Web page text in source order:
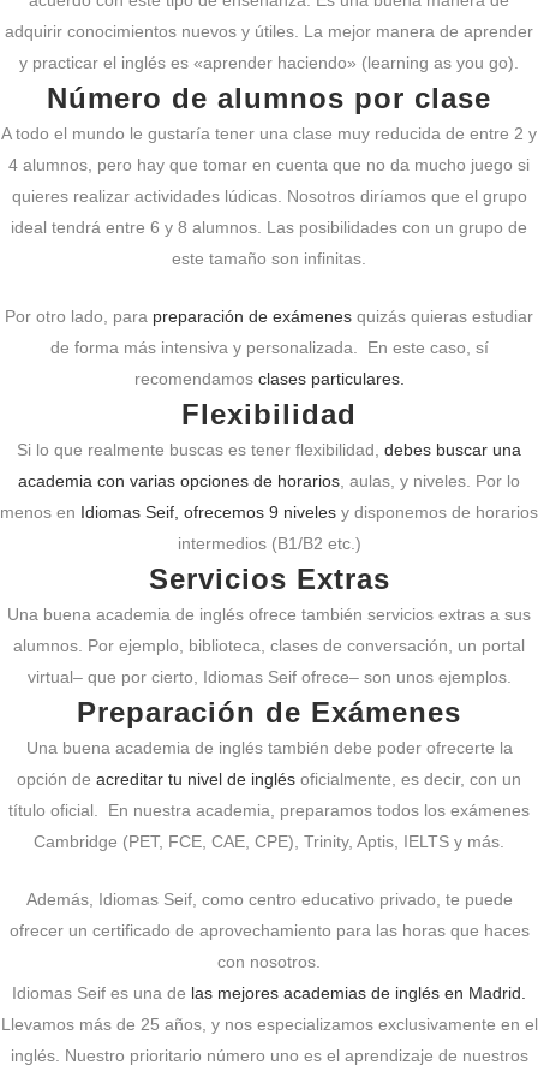
adquirir conocimientos nuevos y útiles. La mejor manera de aprender
y practicar el inglés es «aprender haciendo» (learning as you go).
Número de alumnos por clase
A todo el mundo le gustaría tener una clase muy reducida de entre 2 y
4 alumnos, pero hay que tomar en cuenta que no da mucho juego si
quieres realizar actividades lúdicas. Nosotros diríamos que el grupo
ideal tendrá entre 6 y 8 alumnos. Las posibilidades con un grupo de
este tamaño son infinitas.
Por otro lado, para preparación de exámenes quizás quieras estudiar
de forma más intensiva y personalizada. En este caso, sí
recomendamos clases particulares.
Flexibilidad
Si lo que realmente buscas es tener flexibilidad, debes buscar una
academia con varias opciones de horarios , aulas, y niveles. Por lo
menos en Idiomas Seif, ofrecemos 9 niveles y disponemos de horarios
intermedios (B1/B2 etc.)
Servicios Extras
Una buena academia de inglés ofrece también servicios extras a sus
alumnos. Por ejemplo, biblioteca, clases de conversación, un portal
virtual– que por cierto, Idiomas Seif ofrece– son unos ejemplos.
Preparación de Exámenes
Una buena academia de inglés también debe poder ofrecerte la
opción de acreditar tu nivel de inglés oficialmente, es decir, con un
título oficial. En nuestra academia, preparamos todos los exámenes
Cambridge (PET, FCE, CAE, CPE), Trinity, Aptis, IELTS y más.
Además, Idiomas Seif, como centro educativo privado, te puede
ofrecer un certificado de aprovechamiento para las horas que haces
con nosotros.
Idiomas Seif es una de las mejores academias de inglés en Madrid.
Llevamos más de 25 años, y nos especializamos exclusivamente en el
inglés. Nuestro prioritario número uno es el aprendizaje de nuestros